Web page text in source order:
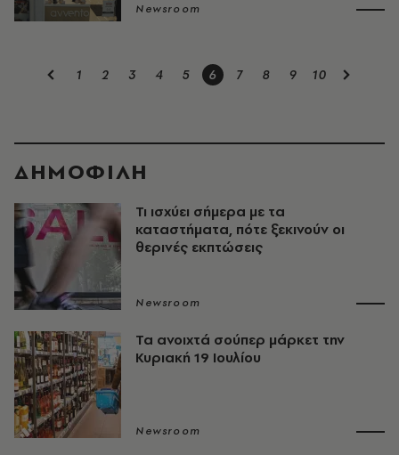
Newsroom
1 2 3 4 5 6 7 8 9 10
ΔΗΜΟΦΙΛΗ
Τι ισχύει σήμερα με τα
καταστήματα, πότε ξεκινούν οι
θερινές εκπτώσεις
Newsroom
Τα ανοιχτά σούπερ μάρκετ την
Κυριακή 19 Ιουλίου
Newsroom